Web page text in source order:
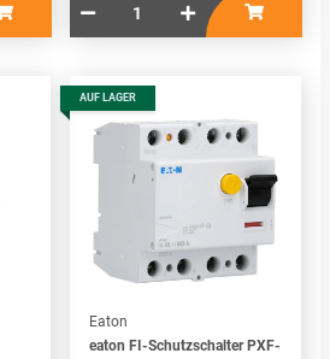
AUF LAGER
Eaton
eaton FI-Schutzschalter PXF-